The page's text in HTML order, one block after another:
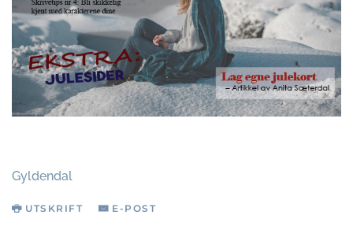
Gyldendal
UTSKRIFT E-POST